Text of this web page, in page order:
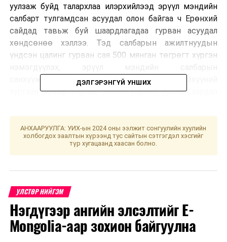
уулзаж буйд талархлаа илэрхийлээд эрүүл мэндийн
салбарт тулгамдсан асуудал олон байгаа ч Ерөнхий
сайдад тавьж буй шаардлагадаа гурван асуудал
хөндсөнөө хэллээ. Тэд салбарын ажилтнуудын
үндсэн цалинг гурван сая 500 мянган төгрөгт хүргэн
санхүүжилтийг дотоодын нийт бүтээгдэхүүний
зургаан хувьд хүргэх, эмнэлгүүдийн урсгал зардал
зардлыг улсын төсвөөс санхүүжүүлэхийг
шаардлагадаа дурджээ.
ДЭЛГЭРЭНГҮЙ УНШИХ
АНХААРУУЛГА: УИХ-ын 2024 оны ээлжит сонгуулийн хуулийн
холбогдох заалтын хүрээнд тус сайтын сэтгэгдэл хэсгийг
түр хугацаанд хаасан болно.
УЛСТӨР НИЙГЭМ
Нэгдүгээр ангийн элсэлтийг E-
Mongolia-аар зохион байгуулна